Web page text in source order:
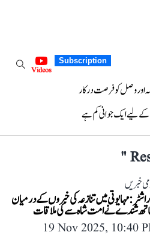
Subscription
Videos
اور وصل کو فرصت درکار
لیے ایک جوانی کم ہے
"
خبریں
مہایوتی میں تنازعہ کی خبروں کے درمیان
شندے نے امت شاہ سے کی ملاقات
19 Nov 2025, 10:40